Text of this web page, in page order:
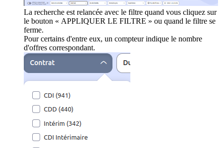
La recherche est relancée avec le filtre quand vous cliquez sur
le bouton « APPLIQUER LE FILTRE » ou quand le filtre se
ferme.
Pour certains d'entre eux, un compteur indique le nombre
d'offres correspondant.